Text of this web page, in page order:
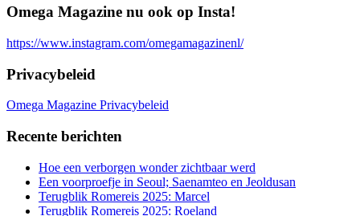
Omega Magazine nu ook op Insta!
https://www.instagram.com/omegamagazinenl/
Privacybeleid
Omega Magazine Privacybeleid
Recente berichten
Hoe een verborgen wonder zichtbaar werd
Een voorproefje in Seoul; Saenamteo en Jeoldusan
Terugblik Romereis 2025: Marcel
Terugblik Romereis 2025: Roeland